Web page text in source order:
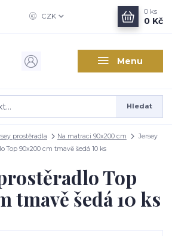
Menu
CZK
Hledat
0 ks
0 Kč
prostěradla Na matraci 90x200 cm
Jersey
Top 90x200 cm tmavě šedá 10 ks
Top
tmavě šedá 10 ks